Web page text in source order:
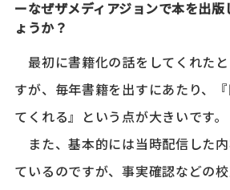
ーなぜザメディアジョンで本を出
ょうか？
最初に書籍化の話をしてくれた
すが、毎年書籍を出すにあたり、
てくれる』という点が大きいです。
また、基本的には当時配信した
ているのですが、事実確認などの